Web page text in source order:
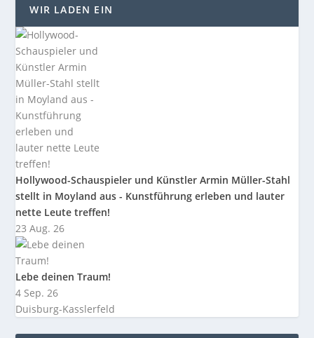
WIR LADEN EIN
Hollywood-Schauspieler und Künstler Armin Müller-Stahl
stellt in Moyland aus - Kunstführung erleben und lauter
nette Leute treffen!
23 Aug. 26
Lebe deinen Traum!
4 Sep. 26
Duisburg-Kasslerfeld